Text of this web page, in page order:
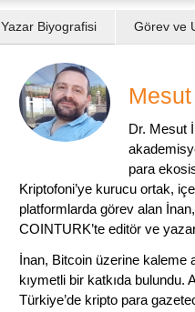
Yazar Biyografisi Görev ve
Dr. Mesut
para
Kriptofoni’ye kurucu ortak,
platformlarda görev alan
COINTURK’te editör ve
İnan, Bitcoin üzerine kaleme
kıymetli bir katkıda bulundu.
Türkiye’de kripto para